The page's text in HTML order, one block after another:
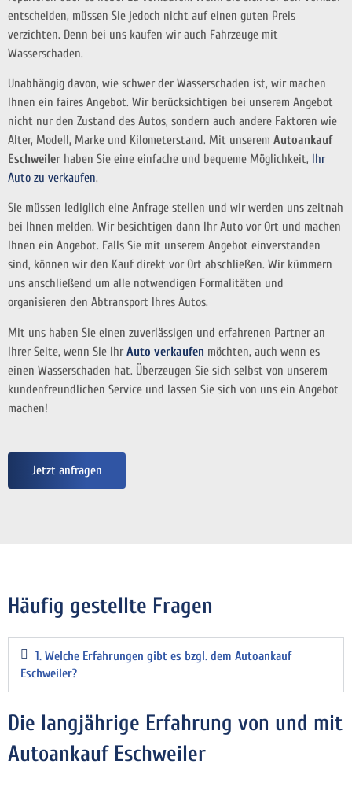
entscheiden, müssen Sie jedoch nicht auf einen guten Preis
verzichten. Denn bei uns kaufen wir auch Fahrzeuge mit
Wasserschaden.
Unabhängig davon, wie schwer der Wasserschaden ist, wir machen
Ihnen ein faires Angebot. Wir berücksichtigen bei unserem Angebot
nicht nur den Zustand des Autos, sondern auch andere Faktoren wie
Alter, Modell, Marke und Kilometerstand. Mit unserem Autoankauf
Eschweiler haben Sie eine einfache und bequeme Möglichkeit, Ihr
Auto zu verkaufen.
Sie müssen lediglich eine Anfrage stellen und wir werden uns zeitnah
bei Ihnen melden. Wir besichtigen dann Ihr Auto vor Ort und machen
Ihnen ein Angebot. Falls Sie mit unserem Angebot einverstanden
sind, können wir den Kauf direkt vor Ort abschließen. Wir kümmern
uns anschließend um alle notwendigen Formalitäten und
organisieren den Abtransport Ihres Autos.
Mit uns haben Sie einen zuverlässigen und erfahrenen Partner an
Ihrer Seite, wenn Sie IhrAuto verkaufen möchten, auch wenn es
einen Wasserschaden hat. Überzeugen Sie sich selbst von unserem
kundenfreundlichen Service und lassen Sie sich von uns ein Angebot
machen!
Jetzt anfragen
Häufig gestellte Fragen
1. Welche Erfahrungen gibt es bzgl. dem Autoankauf
Eschweiler?
Die langjährige Erfahrung von und mit
Autoankauf Eschweiler